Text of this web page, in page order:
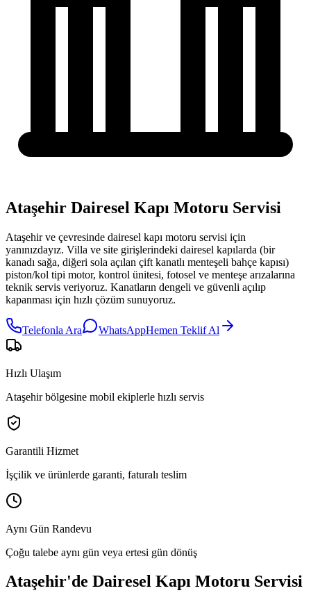
Ataşehir Dairesel Kapı Motoru Servisi
Ataşehirve çevresinde dairesel kapı motoru servisi için
yanınızdayız. Villa ve site girişlerindeki dairesel kapılarda (bir
kanadı sağa, diğeri sola açılan çift kanatlı menteşeli bahçe kapısı)
piston/kol tipi motor, kontrol ünitesi, fotosel ve menteşe arızalarına
teknik servis veriyoruz. Kanatların dengeli ve güvenli açılıp
kapanması için hızlı çözüm sunuyoruz.
Telefonla Ara WhatsAppHemen Teklif Al
Hızlı Ulaşım
Ataşehir bölgesine mobil ekiplerle hızlı servis
Garantili Hizmet
İşçilik ve ürünlerde garanti, faturalı teslim
Aynı Gün Randevu
Çoğu talebe aynı gün veya ertesi gün dönüş
Ataşehir'de Dairesel Kapı Motoru Servisi